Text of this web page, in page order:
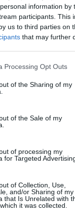
information by
participants. This
us to third parties on
that may further
Processing Opt Outs
of the Sharing of my
of the Sale of my
of processing my
for Targeted
of Collection, Use,
and/or Sharing of my
that Is Unrelated with
it was collected.
porque
de la
oferta tan
De las
pasta fresca
importante es
nuevos platos".